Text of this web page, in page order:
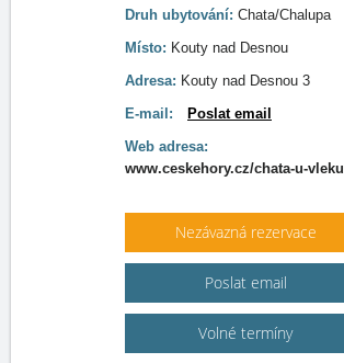
Druh ubytování: Chata/Chalupa
Místo: Kouty nad Desnou
Adresa: Kouty nad Desnou 3
E-mail:
Poslat email
Web adresa:
www.ceskehory.cz/chata-u-vleku
Nezávazná rezervace
Poslat email
Volné termíny